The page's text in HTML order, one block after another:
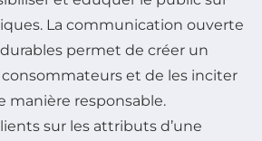
La communication ouverte
permet de créer un
et de les inciter
manière responsable.
sur les attributs d’une